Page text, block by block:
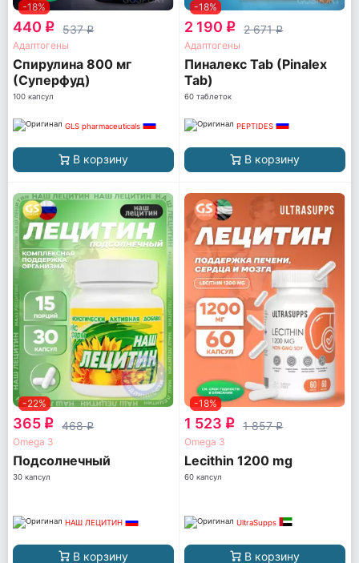
-18%
440 q 537q
Адаптогены
Спирулина 800 мг
(Суперфуд)
100 капсул
GLS pharmaceuticals
В корзину
-18%
2 190 q 2 671q
Адаптогены
Пиналекс Tab (Pinalex
Tab)
60 таблеток
PEPTIDES
В корзину
-22%
365 q 468q
Omega 3
Подсолнечный
30 капсул
НАШ ЛЕЦИТИН
В корзину
-18%
1 523 q 1 857q
Omega 3
Lecithin 1200 mg
60 капсул
UltraSupps
В корзину